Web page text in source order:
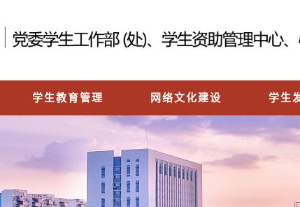
学生教育管理 网络文化建设 学生